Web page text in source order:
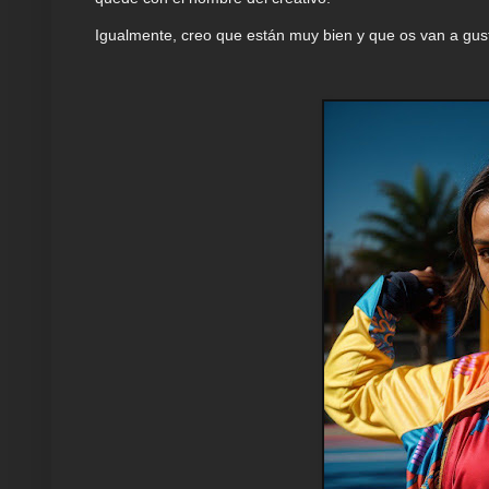
Igualmente, creo que están muy bien y que os van a